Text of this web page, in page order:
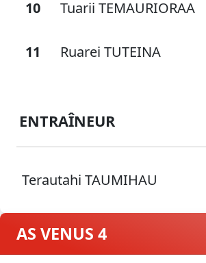
10 Tuarii TEMAURIORAA
11 Ruarei TUTEINA
ENTRAÎNEUR
Terautahi TAUMIHAU
AS VENUS 4